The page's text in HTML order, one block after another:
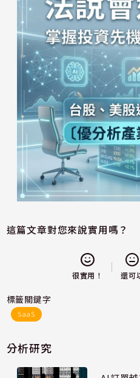
這篇文章對您來說實用嗎？
很實用！ 還可
標籤關鍵字
SaaS
分析研究